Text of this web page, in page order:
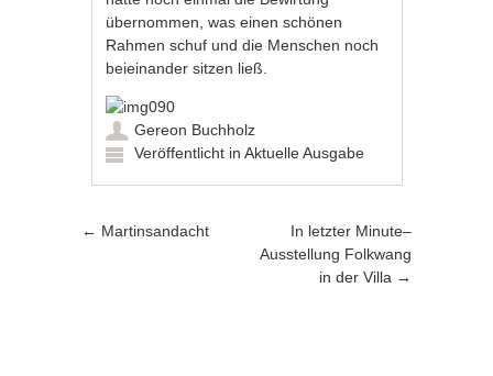
übernommen, was einen schönen
Rahmen schuf und die Menschen noch
beieinander sitzen ließ.
Gereon Buchholz
Veröffentlicht inAktuelle Ausgabe
Artikel-Navigation
← Martinsandacht
In letzter Minute–
Ausstellung Folkwang
in der Villa →